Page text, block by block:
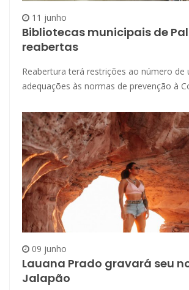
11 junho
Bibliotecas municipais de
reabertas
Reabertura terá restrições ao número de
adequações às normas de prevenção à
09 junho
Lauana Prado gravará seu
Jalapão